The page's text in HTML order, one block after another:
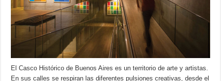
El Casco Histórico de Buenos Aires es un territorio de arte y artistas.
En sus calles se respiran las diferentes pulsiones creativas, desde el